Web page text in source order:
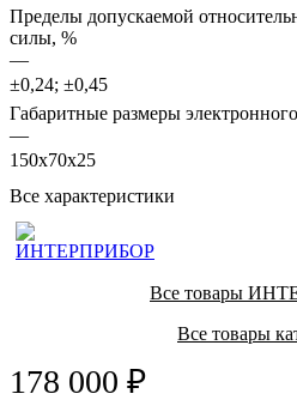
Пределы допускаемой
силы, %
—
±0,24; ±0,45
Габаритные размеры
—
150х70х25
Все характеристики
Все товары
Все товары
178 000 ₽